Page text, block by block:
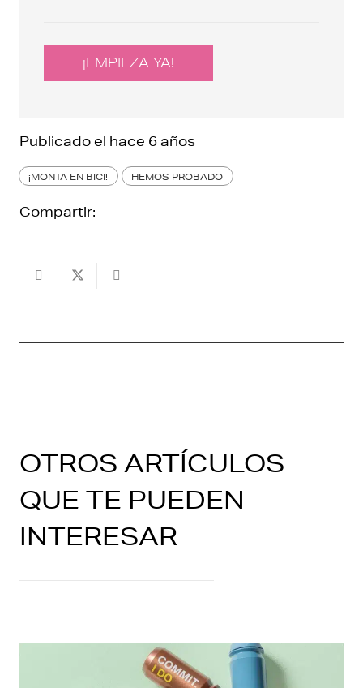
¡EMPIEZA YA!
Publicado el hace 6 años
¡MONTA EN BICI! HEMOS PROBADO
Compartir:
OTROS ARTÍCULOS
QUE TE PUEDEN
INTERESAR